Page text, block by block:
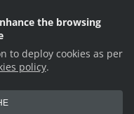
the browsing
to deploy cookies as per
policy.